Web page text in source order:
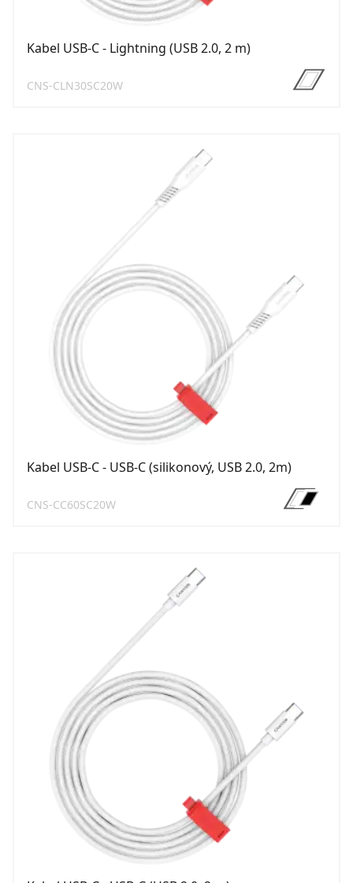
Kabel USB-C - Lightning (USB 2.0, 2 m)
CNS-CLN30SC20W
Kabel USB-C - USB-C (silikonový, USB 2.0, 2m)
CNS-CC60SC20W